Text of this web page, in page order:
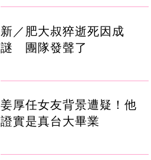
新／肥大叔猝逝死因成
謎 團隊發聲了
姜厚任女友背景遭疑！他
證實是真台大畢業